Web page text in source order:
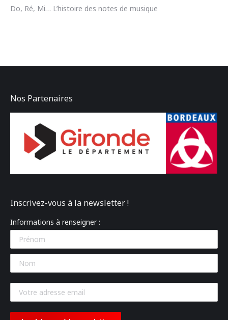
Do, Ré, Mi… L’histoire des notes de musique
Nos Partenaires
Inscrivez-vous à la newsletter !
Informations à renseigner :